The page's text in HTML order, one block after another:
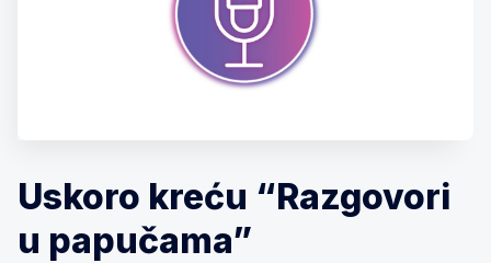
Uskoro kreću “Razgovori
u papučama”